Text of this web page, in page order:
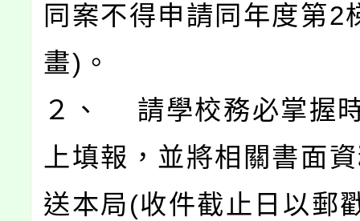
同案不得申請同年度第2
畫)。
２、 請學校務必掌握
上填報，並將相關書面
送本局(收件截止日以郵